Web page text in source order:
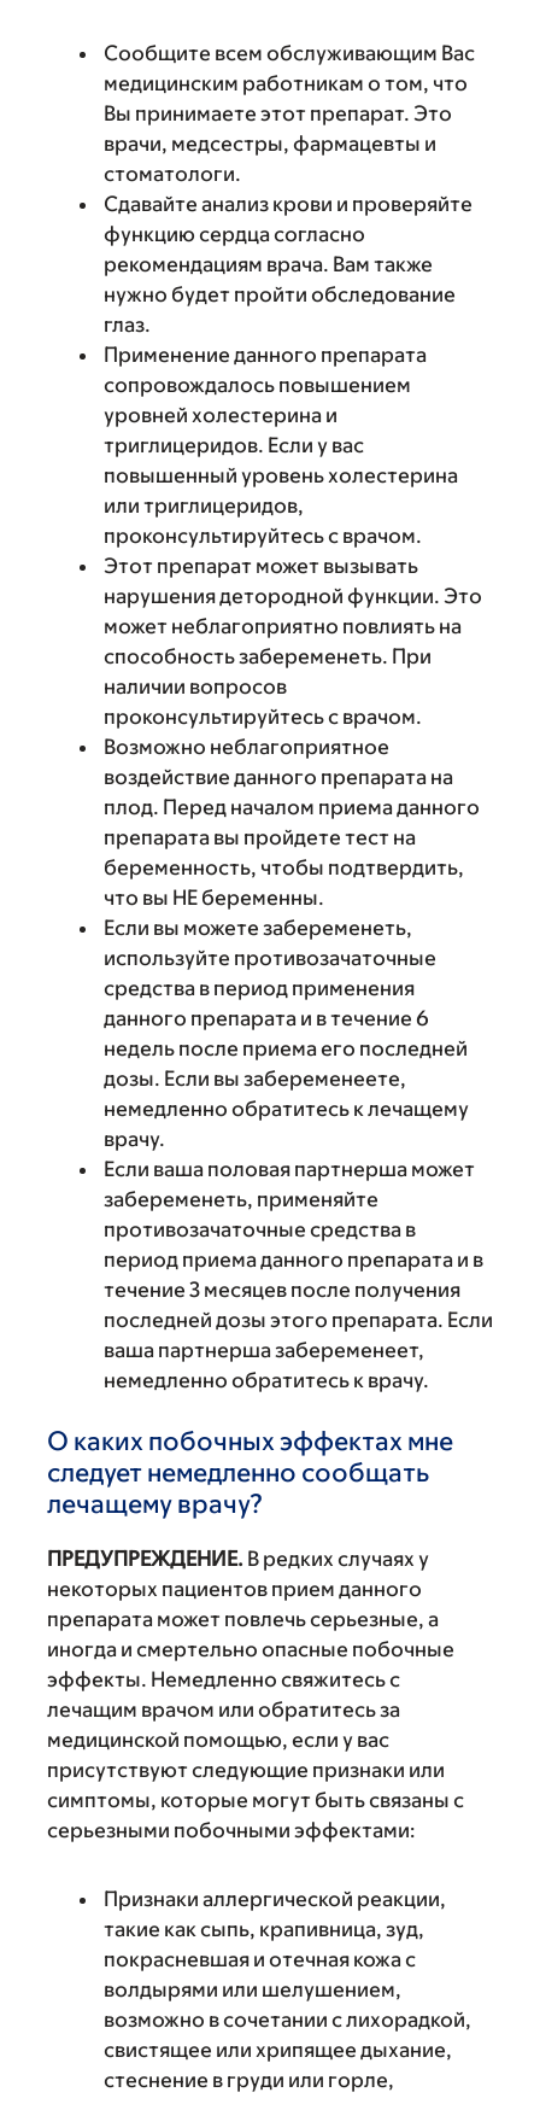
Сообщите всем обслуживающим Вас
медицинским работникам о том, что
Вы принимаете этот препарат. Это
врачи, медсестры, фармацевты и
стоматологи.
Сдавайте анализ крови и проверяйте
функцию сердца согласно
рекомендациям врача. Вам также
нужно будет пройти обследование
глаз.
Применение данного препарата
сопровождалось повышением
уровней холестерина и
триглицеридов. Если у вас
повышенный уровень холестерина
или триглицеридов,
проконсультируйтесь с врачом.
Этот препарат может вызывать
нарушения детородной функции. Это
может неблагоприятно повлиять на
способность забеременеть. При
наличии вопросов
проконсультируйтесь с врачом.
Возможно неблагоприятное
воздействие данного препарата на
плод. Перед началом приема данного
препарата вы пройдете тест на
беременность, чтобы подтвердить,
что вы НЕ беременны.
Если вы можете забеременеть,
используйте противозачаточные
средства в период применения
данного препарата и в течение 6
недель после приема его последней
дозы. Если вы забеременеете,
немедленно обратитесь к лечащему
врачу.
Если ваша половая партнерша может
забеременеть, применяйте
противозачаточные средства в
период приема данного препарата и в
течение 3 месяцев после получения
последней дозы этого препарата. Если
ваша партнерша забеременеет,
немедленно обратитесь к врачу.
О каких побочных эффектах мне
следует немедленно сообщать
лечащему врачу?
ПРЕДУПРЕЖДЕНИЕ. В редких случаях у
некоторых пациентов прием данного
препарата может повлечь серьезные, а
иногда и смертельно опасные побочные
эффекты. Немедленно свяжитесь с
лечащим врачом или обратитесь за
медицинской помощью, если у вас
присутствуют следующие признаки или
симптомы, которые могут быть связаны с
серьезными побочными эффектами:
Признаки аллергической реакции,
такие как сыпь, крапивница, зуд,
покрасневшая и отечная кожа с
волдырями или шелушением,
возможно в сочетании с лихорадкой,
свистящее или хрипящее дыхание,
стеснение в груди или горле,